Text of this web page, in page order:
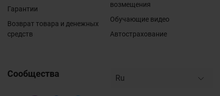
Гарантии
Возврат товара и денежных
средств
возмещения
Обучающие видео
Автострахование
Сообщества